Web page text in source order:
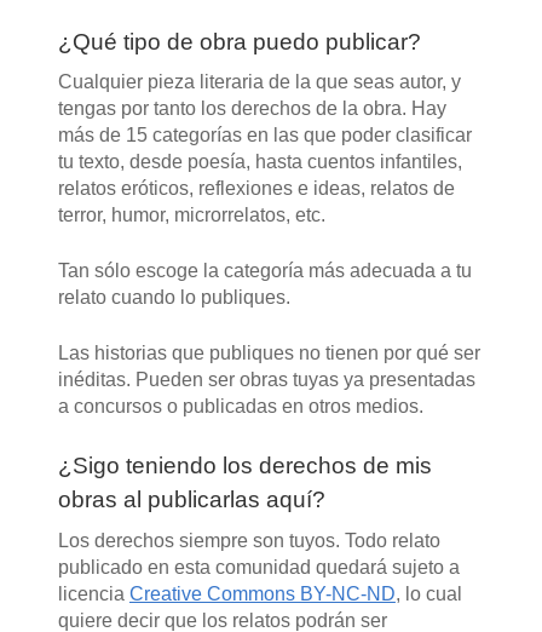
¿Qué tipo de obra puedo publicar?
Cualquier pieza literaria de la que seas autor, y
tengas por tanto los derechos de la obra. Hay
más de 15 categorías en las que poder clasificar
tu texto, desde poesía, hasta cuentos infantiles,
relatos eróticos, reflexiones e ideas, relatos de
terror, humor, microrrelatos, etc.
Tan sólo escoge la categoría más adecuada a tu
relato cuando lo publiques.
Las historias que publiques no tienen por qué ser
inéditas. Pueden ser obras tuyas ya presentadas
a concursos o publicadas en otros medios.
¿Sigo teniendo los derechos de mis
obras al publicarlas aquí?
Los derechos siempre son tuyos. Todo relato
publicado en esta comunidad quedará sujeto a
licencia Creative Commons BY-NC-ND, lo cual
quiere decir que los relatos podrán ser